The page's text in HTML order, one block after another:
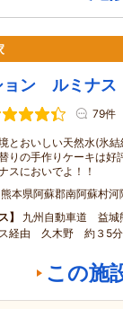
ョン ルミナス
79件
とおいしい天然水(氷
りの手作りケーキは好
スにおいでよ！！
熊本県阿蘇郡南阿蘇村
九州自動車道 益城
ス経由 久木野 約３5分
この施